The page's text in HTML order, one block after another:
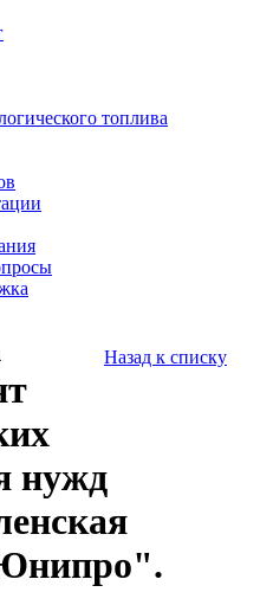
топлива
Назад к списку
нужд